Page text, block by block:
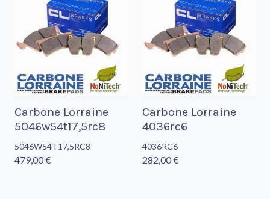
Carbone Lorraine
5046w54t17,5rc8
5046W54T17,5RC8
479,00 €
Carbone Lorraine
4036rc6
4036RC6
282,00 €